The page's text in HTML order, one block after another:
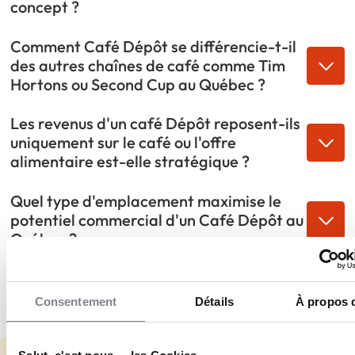
Consentement Détails À propos
concept ?
Comment Café Dépôt se différencie-t-il
des autres chaînes de café comme Tim
Hortons ou Second Cup au Québec ?
Les revenus d'un café Dépôt reposent-ils
uniquement sur le café ou l'offre
alimentaire est-elle stratégique ?
Quel type d'emplacement maximise le
potentiel commercial d'un Café Dépôt au
Québec ?
Comment le Groupe MTY accompagne-t-
il les franchisés Café Dépôt au-delà de
l'ouverture du café ?